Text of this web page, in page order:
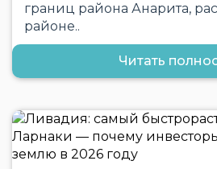
границ района Анарита,
районе..
Читать